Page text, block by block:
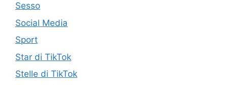
Sesso
Social Media
Sport
Star di TikTok
Stelle di TikTok